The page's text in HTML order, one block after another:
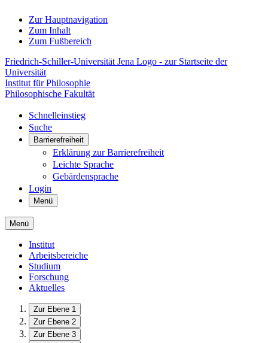
Zur Hauptnavigation
Zum Inhalt
Zum Fußbereich
Friedrich-Schiller-Universität Jena Logo - zur Startseite der
Universität
Institut für Philosophie
Philosophische Fakultät
Schnelleinstieg
Suche
Barrierefreiheit
Erklärung zur Barrierefreiheit
Leichte Sprache
Gebärdensprache
Login
Menü
Menü
Institut
Arbeitsbereiche
Studium
Forschung
Aktuelles
Zur Ebene 1
Zur Ebene 2
Zur Ebene 3